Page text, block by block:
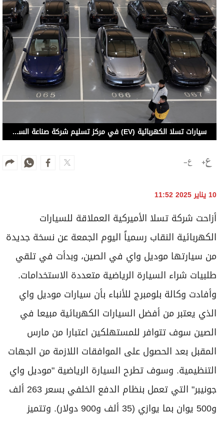
سيارات تسلا الكهربائية (EV) في مركز تسليم شركة صناعة السيارات في بكين، الصين
10 يناير 2025 11:52
أزاحت شركة تسلا الأميركية العملاقة للسيارات
الكهربائية النقاب رسمياً اليوم الجمعة عن نسخة جديدة
من سيارتها موديل واي في الصين، وبدأت في تلقي
طلبيات شراء السيارة الرياضية متعددة الاستخدامات.
وأفادت وكالة بلومبرج للأنباء بأن سيارات موديل واي
الذي يعتبر من أفضل السيارات الكهربائية مبيعا في
الصين سوف تتوافر للمستهلكين اعتبارا من مارس
المقبل بعد الحصول على الموافقات اللازمة من الجهات
التنظيمية. وسوف تطرح السيارة الرياضية "موديل واي
جونيبر" التي تعمل بنظام الدفع الخلفي بسعر 263 ألف
و500 يوان بما يوازي (35 ألف و900 دولار). وتتميز